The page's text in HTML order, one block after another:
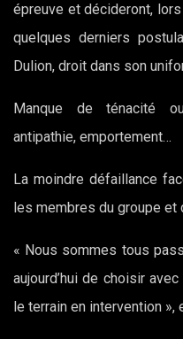
épreuve et décideront,
quelques derniers
Dulion, droit dans son
Manque de ténacité
antipathie, emportement…
La moindre défaillance
les membres du groupe et
« Nous sommes tous
aujourd’hui de choisir
le terrain en intervention »,